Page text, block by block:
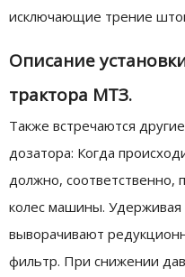
исключающие трение
Описание
трактора МТЗ.
Также встречаются
дозатора: Когда
должно, соответственно,
колес машины. Удерживая
выворачивают
фильтр. При снижении